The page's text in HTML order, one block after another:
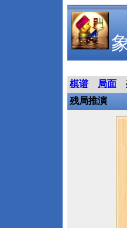
棋谱 局面
残局推演